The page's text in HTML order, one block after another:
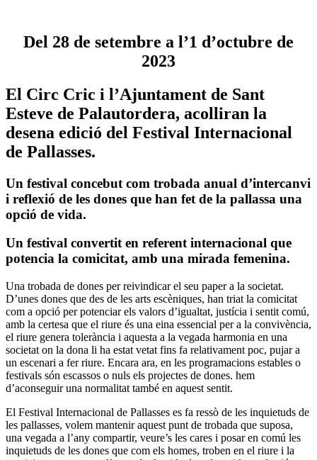
Del 28 de setembre a l’1 d’octubre de
2023
El Circ Cric i l’Ajuntament de Sant
Esteve de Palautordera, acolliran la
desena edició del Festival Internacional
de Pallasses.
Un festival concebut com trobada anual d’intercanvi
i reflexió de les dones que han fet de la pallassa una
opció de vida.
Un festival convertit en referent internacional que
potencia la comicitat, amb una mirada femenina.
Una trobada de dones per reivindicar el seu paper a la societat.
D’unes dones que des de les arts escèniques, han triat la comicitat
com a opció per potenciar els valors d’igualtat, justícia i sentit comú,
amb la certesa que el riure és una eina essencial per a la convivència,
el riure genera tolerància i aquesta a la vegada harmonia en una
societat on la dona li ha estat vetat fins fa relativament poc, pujar a
un escenari a fer riure. Encara ara, en les programacions estables o
festivals són escassos o nuls els projectes de dones. hem
d’aconseguir una normalitat també en aquest sentit.
El Festival Internacional de Pallasses es fa ressò de les inquietuds de
les pallasses, volem mantenir aquest punt de trobada que suposa,
una vegada a l’any compartir, veure’s les cares i posar en comú les
inquietuds de les dones que com els homes, troben en el riure i la